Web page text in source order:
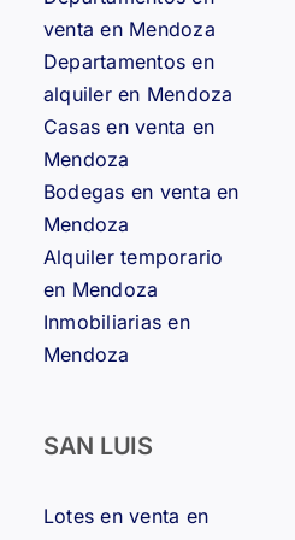
venta en Mendoza
Departamentos en
alquiler en Mendoza
Casas en venta en
Mendoza
Bodegas en venta en
Mendoza
Alquiler temporario
en Mendoza
Inmobiliarias en
Mendoza
SAN LUIS
Lotes en venta en